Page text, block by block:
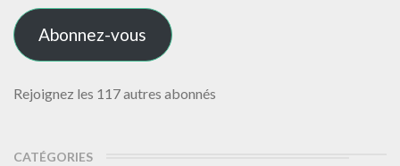
mail
Abonnez-vous
Rejoignez les 117 autres abonnés
CATÉGORIES